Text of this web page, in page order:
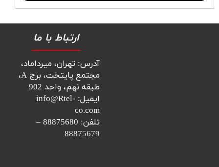
ارتباط با ما
آدرس: تهران، میرداماد،
مجتمع پایتخت، برج A،
طبقه نهم، واحد 902
ایمیل: info@Rtel-
co.com
تلفن: 88875680 –
88875679